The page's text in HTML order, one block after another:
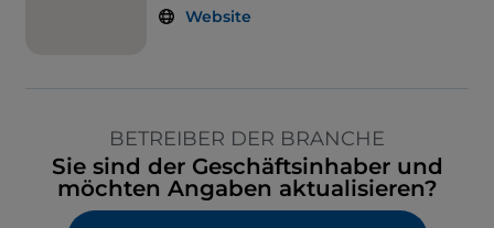
Website
BETREIBER DER BRANCHE
Sie sind der Geschäftsinhaber und
möchten Angaben aktualisieren?